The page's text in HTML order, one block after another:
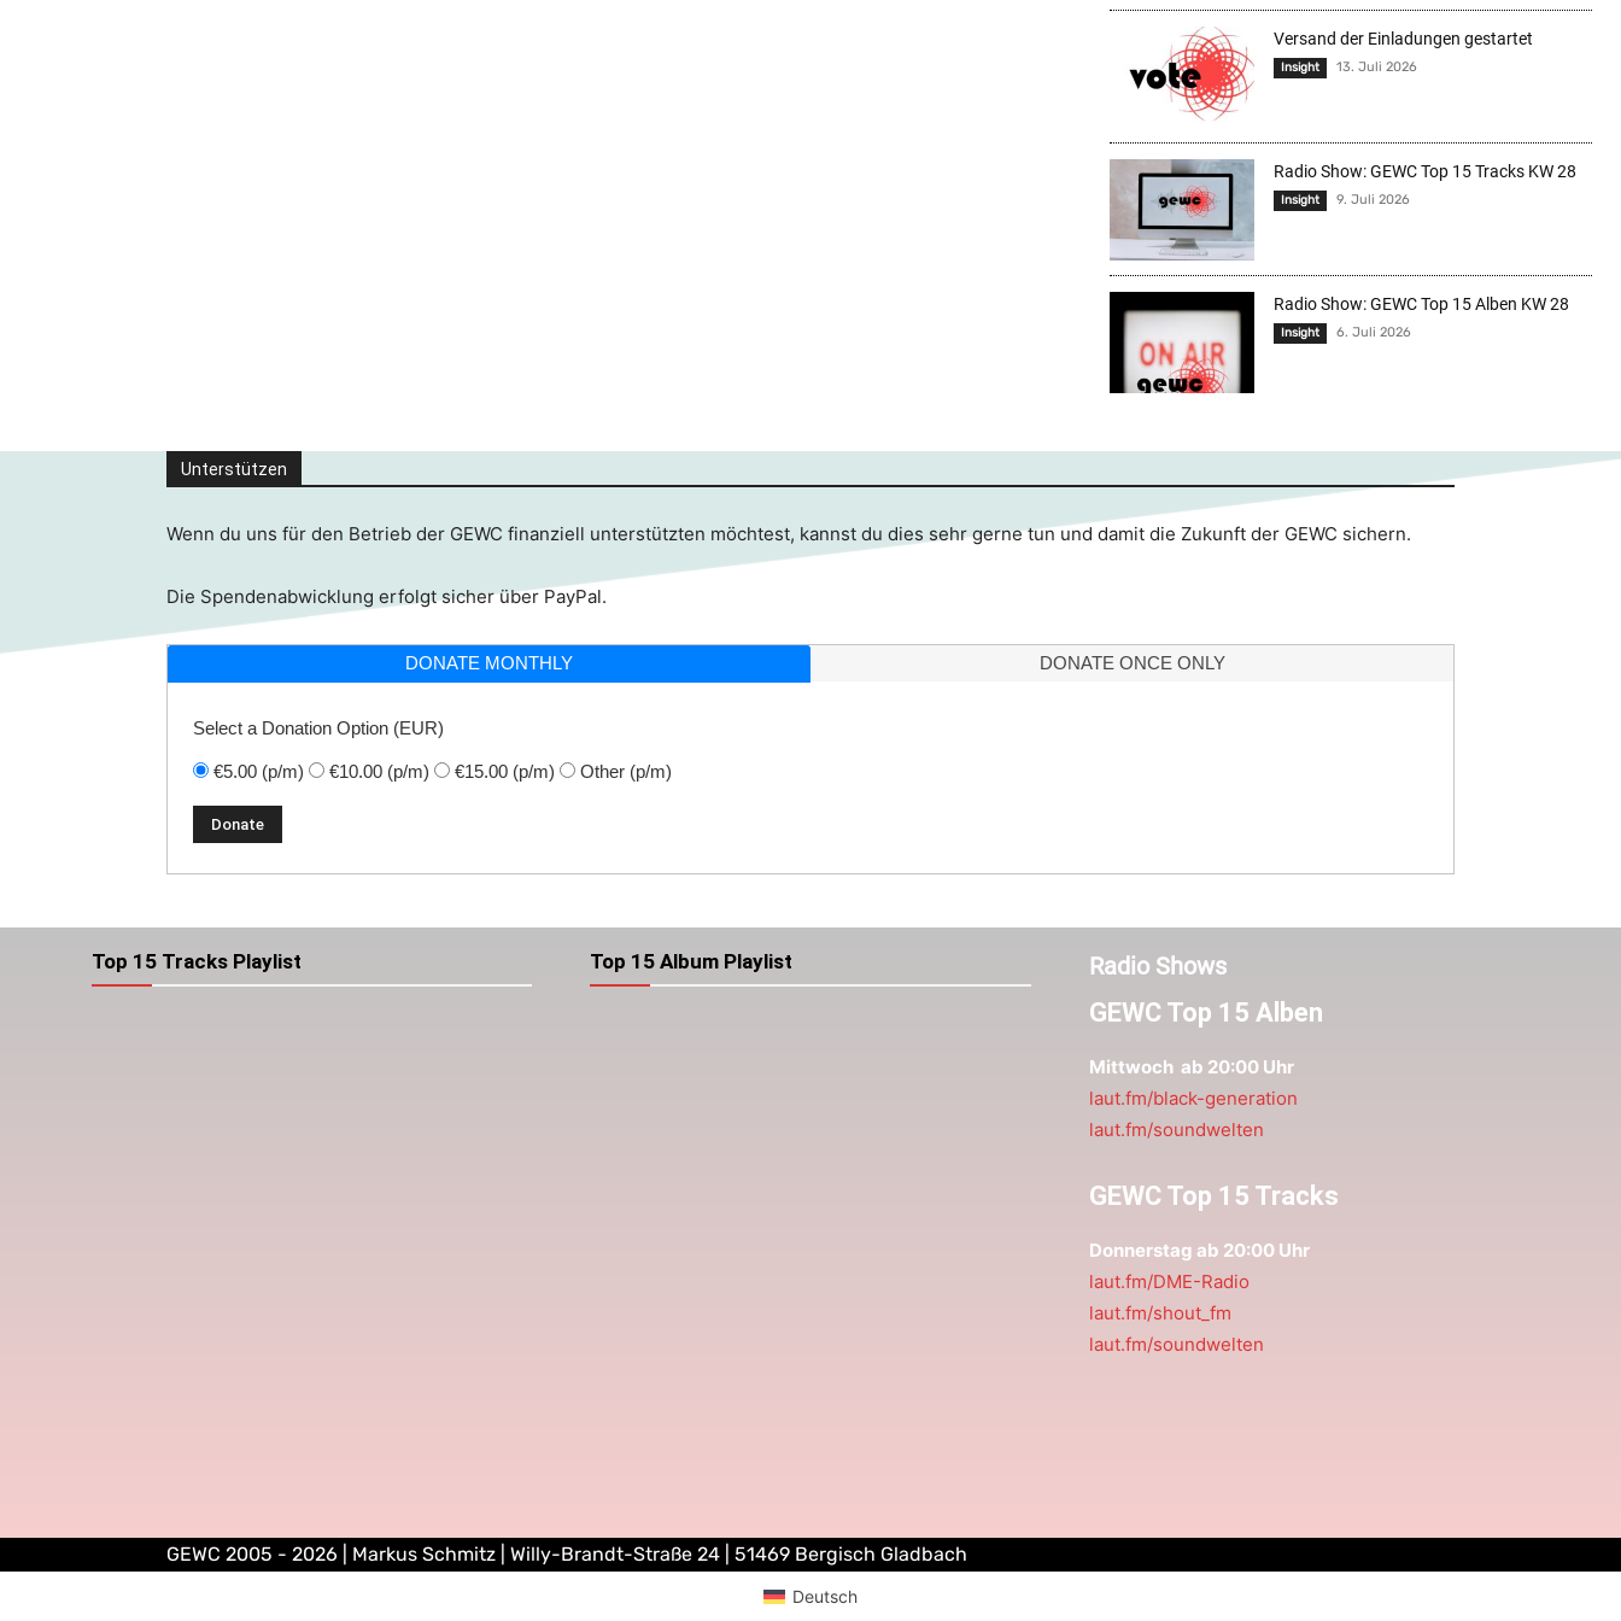
Versand der Einladungen gestartet
Insight 13. Juli 2026
Radio Show: GEWC Top 15 Tracks KW 28
Insight 9. Juli 2026
Radio Show: GEWC Top 15 Alben KW 28
Insight 6. Juli 2026
Unterstützen
Wenn du uns für den Betrieb der GEWC finanziell unterstützten möchtest, kannst du dies sehr gerne tun und damit die Zukunft der GEWC sichern.
Die Spendenabwicklung erfolgt sicher über PayPal.
DONATE MONTHLY DONATE ONCE ONLY
Select a Donation Option (EUR)
€5.00 (p/m) €10.00 (p/m) €15.00 (p/m) Other (p/m)
Top 15 Tracks Playlist Top 15 Album Playlist Radio Shows
GEWC Top 15 Alben
Mittwoch ab 20:00 Uhr
laut.fm/black-generation
laut.fm/soundwelten
GEWC Top 15 Tracks
Donnerstag ab 20:00 Uhr
laut.fm/DME-Radio
laut.fm/shout_fm
laut.fm/soundwelten
GEWC 2005 - 2026 | Markus Schmitz | Willy-Brandt-Straße 24 | 51469 Bergisch Gladbach
Deutsch